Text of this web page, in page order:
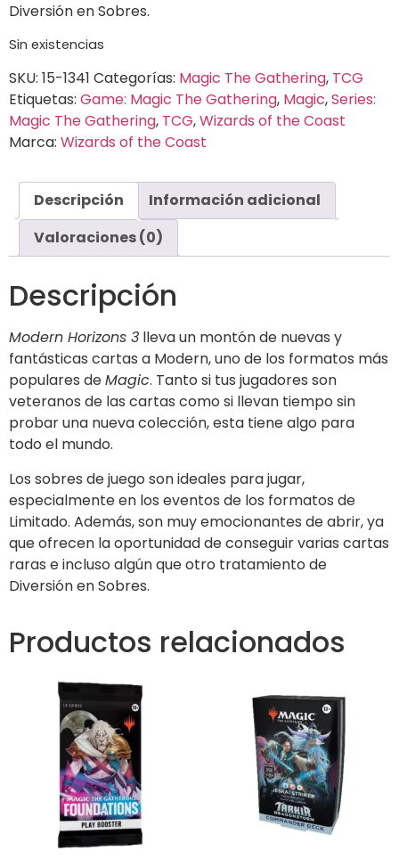
Diversión en Sobres.
Sin existencias
SKU: 15-1341 Categorías: Magic The Gathering, TCG
Etiquetas: Game: Magic The Gathering, Magic,Series:
Magic The Gathering, TCG,Wizards of the Coast
Marca: Wizards of the Coast
Descripción
Información adicional
Valoraciones (0)
Descripción
Modern Horizons 3 lleva un montón de nuevas y
fantásticas cartas a Modern, uno de los formatos más
populares deMagic. Tanto si tus jugadores son
veteranos de las cartas como si llevan tiempo sin
probar una nueva colección, esta tiene algo para
todo el mundo.
Los sobres de juego son ideales para jugar,
especialmente en los eventos de los formatos de
Limitado. Además, son muy emocionantes de abrir, ya
que ofrecen la oportunidad de conseguir varias cartas
raras e incluso algún que otro tratamiento de
Diversión en Sobres.
Productos relacionados